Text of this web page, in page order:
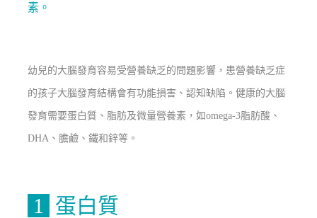
素。
幼兒的大腦發育容易受營養缺乏的問題影響，患營養缺乏症
的孩子大腦發育結構會有功能損害、認知缺陷。健康的大腦
發育需要蛋白質、脂肪及微量營養素，如omega-3脂肪酸、
DHA、膽鹼、鐵和鋅等。
1 蛋白質